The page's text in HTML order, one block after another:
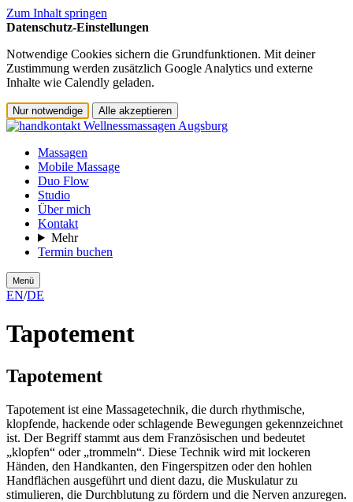
Zum Inhalt springen
Datenschutz-Einstellungen
Notwendige Cookies sichern die Grundfunktionen. Mit deiner
Zustimmung werden zusätzlich Google Analytics und externe
Inhalte wie Calendly geladen.
Nur notwendige Alle akzeptieren
Massagen
Mobile Massage
Duo Flow
Studio
Über mich
Kontakt
Mehr
Termin buchen
Menü
EN/DE
Tapotement
Tapotement
Tapotement ist eine Massagetechnik, die durch rhythmische,
klopfende, hackende oder schlagende Bewegungen gekennzeichnet
ist. Der Begriff stammt aus dem Französischen und bedeutet
„klopfen“ oder „trommeln“. Diese Technik wird mit lockeren
Händen, den Handkanten, den Fingerspitzen oder den hohlen
Handflächen ausgeführt und dient dazu, die Muskulatur zu
stimulieren, die Durchblutung zu fördern und die Nerven anzuregen.